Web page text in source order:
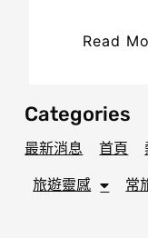
Read
Categories
最新消息 首頁
旅遊靈感 常